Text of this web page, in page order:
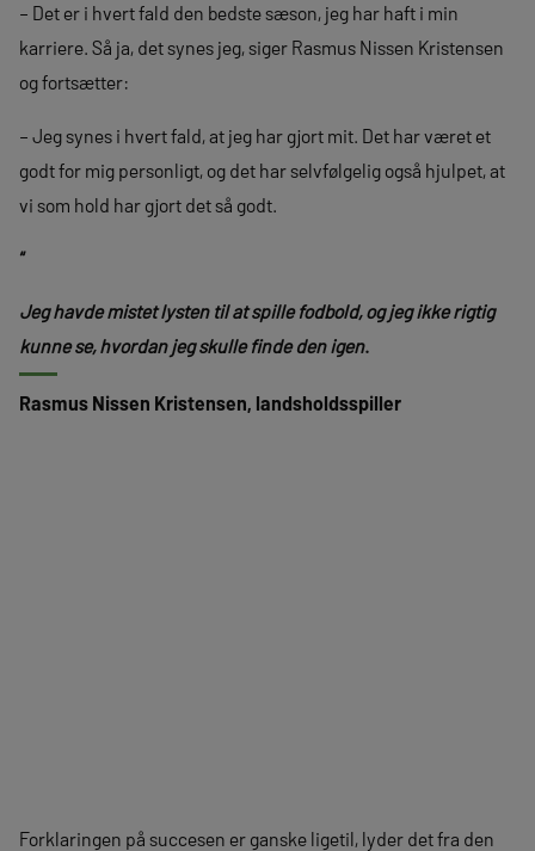
– Det er i hvert fald den bedste sæson, jeg har haft i min
karriere. Så ja, det synes jeg, siger Rasmus Nissen Kristensen
og fortsætter:
– Jeg synes i hvert fald, at jeg har gjort mit. Det har været et
godt for mig personligt, og det har selvfølgelig også hjulpet, at
vi som hold har gjort det så godt.
“
Jeg havde mistet lysten til at spille fodbold, og jeg ikke rigtig
kunne se, hvordan jeg skulle finde den igen.
Rasmus Nissen Kristensen, landsholdsspiller
Forklaringen på succesen er ganske ligetil, lyder det fra den